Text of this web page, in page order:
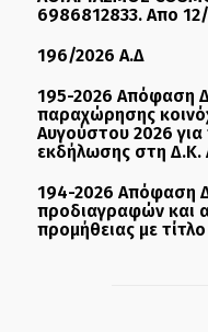
6986812833. Απο
196/2026 Α.Δ
195-2026 Απόφαση
παραχώρησης
Αυγούστου 2026 για
εκδήλωσης στη Δ.Κ.
194-2026 Απόφαση
προδιαγραφών και
προμήθειας με